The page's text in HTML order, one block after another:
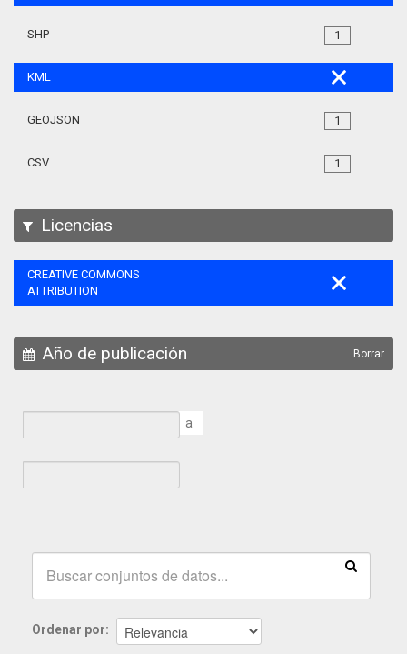
1
SHP
KML
1
GEOJSON
1
CSV
Licencias
CREATIVE COMMONS
ATTRIBUTION
Año de publicación Borrar
a
Ordenar por